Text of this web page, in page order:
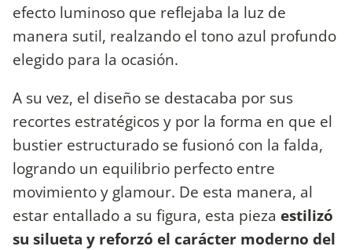
efecto luminoso que reflejaba la luz de
manera sutil, realzando el tono azul profundo
elegido para la ocasión.
A su vez, el diseño se destacaba por sus
recortes estratégicos y por la forma en que el
bustier estructurado se fusionó con la falda,
logrando un equilibrio perfecto entre
movimiento y glamour. De esta manera, al
estar entallado a su figura, esta pieza estilizó
su silueta y reforzó el carácter moderno del